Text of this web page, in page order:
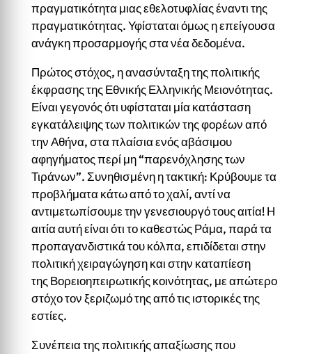
πραγματικότητα μιας εθελοτυφλίας έναντι της
πραγματικότητας. Υφίσταται όμως η επείγουσα
ανάγκη προσαρμογής στα νέα δεδομένα.
Πρώτος στόχος, η ανασύνταξη της πολιτικής
έκφρασης της Εθνικής Ελληνικής Μειονότητας.
Είναι γεγονός ότι υφίσταται μία κατάσταση
εγκατάλειψης των πολιτικών της φορέων από
την Αθήνα, στα πλαίσια ενός αβάσιμου
αφηγήματος περί μη “παρενόχλησης των
Τιράνων”. Συνηθισμένη η τακτική: Κρύβουμε τα
προβλήματα κάτω από το χαλί, αντί να
αντιμετωπίσουμε την γενεσιουργό τους αιτία! Η
αιτία αυτή είναι ότι το καθεστώς Ράμα, παρά τα
προπαγανδιστικά του κόλπα, επιδίδεται στην
πολιτική χειραγώγηση και στην καταπίεση
της Βορειοηπειρωτικής κοινότητας, με απώτερο
στόχο τον ξεριζωμό της από τις ιστορικές της
εστίες.
Συνέπεια της πολιτικής απαξίωσης που